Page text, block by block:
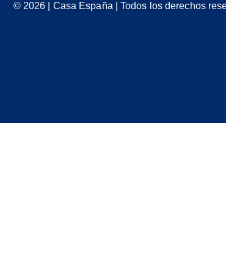
© 2026 | Casa España | Todos los derechos